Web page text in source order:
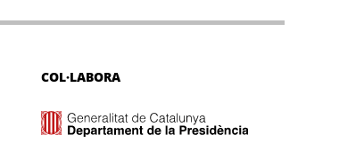
COL·LABORA